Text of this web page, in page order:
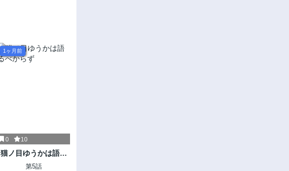
1ヶ月前
0 10
猫ノ目ゆうかは語る
べからず
第5話